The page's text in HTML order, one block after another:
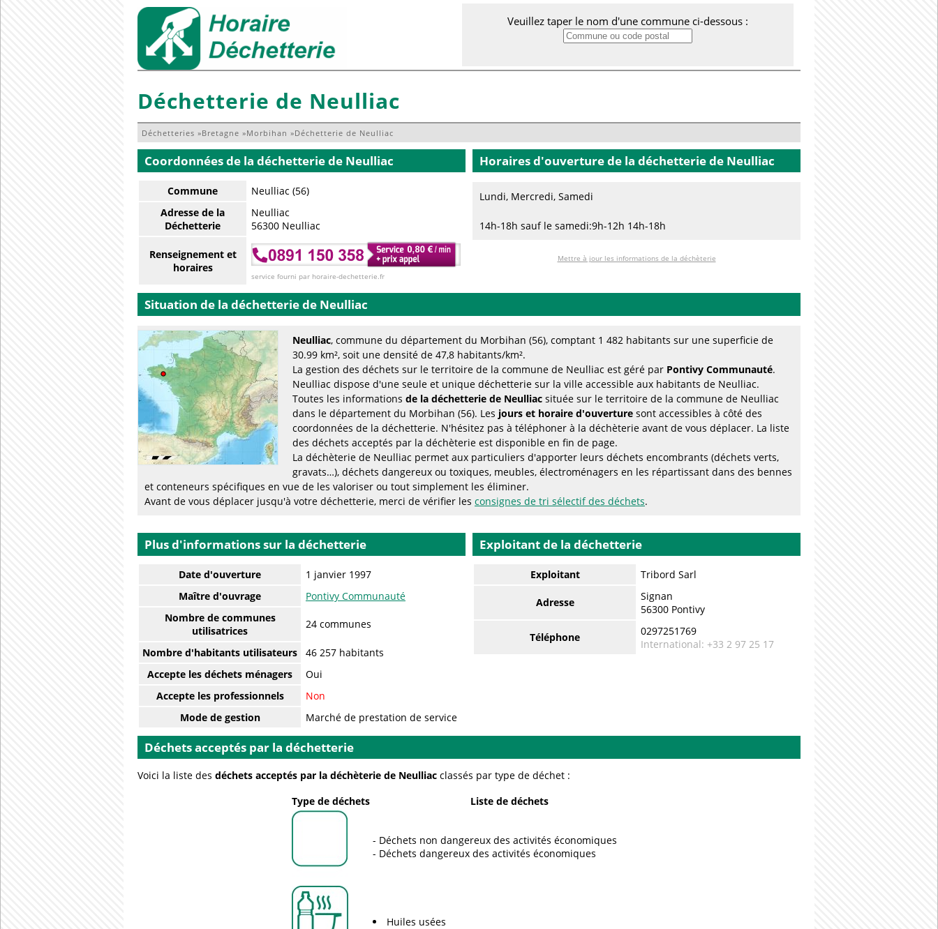
Veuillez taper le nom d'une commune ci-dessous :
Déchetterie de Neulliac
Déchetteries »Bretagne »Morbihan »Déchetterie de Neulliac
Coordonnées de la déchetteriede Neulliac
Commune
Neulliac (56)
Adresse de la
Déchetterie
Neulliac
56300 Neulliac
Renseignement et
horaires
service fourni par horaire-dechetterie.fr
Horaires d'ouverture de la déchetteriede Neulliac
Lundi, Mercredi, Samedi
14h-18h sauf le samedi:9h-12h 14h-18h
Mettre à jour les informations de la déchèterie
Situation de la déchetteriede Neulliac
Neulliac, commune du département du Morbihan (56), comptant 1 482 habitants sur une superficie de
30.99 km², soit une densité de 47,8 habitants/km².
La gestion des déchets sur le territoire de la commune de Neulliac est géré par Pontivy Communauté.
Neulliac dispose d'une seule et unique déchetterie sur la ville accessible aux habitants de Neulliac.
Toutes les informations de la déchetterie de Neulliac située sur le territoire de la commune de Neulliac
dans le département du Morbihan (56). Les jours et horaire d'ouverture sont accessibles à côté des
coordonnées de la déchetterie. N'hésitez pas à téléphoner à la déchèterie avant de vous déplacer. La liste
des déchets acceptés par la déchèterie est disponible en fin de page.
La déchèterie de Neulliac permet aux particuliers d'apporter leurs déchets encombrants (déchets verts,
gravats…), déchets dangereux ou toxiques, meubles, électroménagers en les répartissant dans des bennes
et conteneurs spécifiques en vue de les valoriser ou tout simplement les éliminer.
Avant de vous déplacer jusqu'à votre déchetterie, merci de vérifier les consignes de tri sélectif des déchets.
Plus d'informations sur la déchetterie
Date d'ouverture
1 janvier 1997
Maître d'ouvrage
Pontivy Communauté
Nombre de communes
utilisatrices
24 communes
Nombre d'habitants utilisateurs
46 257 habitants
Accepte les déchets ménagers
Oui
Accepte les professionnels
Non
Mode de gestion
Marché de prestation de service
Exploitant de la déchetterie
Exploitant Tribord Sarl
Adresse
Signan
56300 Pontivy
Téléphone
0297251769
International: +33 2 97 25 17
Déchets acceptés par la déchetterie
Voici la liste des déchets acceptés par la déchèterie de Neulliac classés par type de déchet :
Type de déchets
Liste de déchets
Déchets non dangereux des activités économiques
Déchets dangereux des activités économiques
Huiles usées